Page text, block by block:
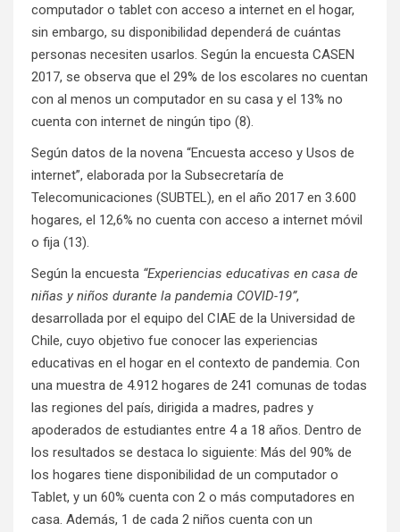
computador o tablet con acceso a internet en el hogar,
sin embargo, su disponibilidad dependerá de cuántas
personas necesiten usarlos. Según la encuesta CASEN
2017, se observa que el 29% de los escolares no cuentan
con al menos un computador en su casa y el 13% no
cuenta con internet de ningún tipo (8).
Según datos de la novena “Encuesta acceso y Usos de
internet”, elaborada por la Subsecretaría de
Telecomunicaciones (SUBTEL), en el año 2017 en 3.600
hogares, el 12,6% no cuenta con acceso a internet móvil
o fija (13).
Según la encuesta “Experiencias educativas en casa de
niñas y niños durante la pandemia COVID-19”,
desarrollada por el equipo del CIAE de la Universidad de
Chile, cuyo objetivo fue conocer las experiencias
educativas en el hogar en el contexto de pandemia. Con
una muestra de 4.912 hogares de 241 comunas de todas
las regiones del país, dirigida a madres, padres y
apoderados de estudiantes entre 4 a 18 años. Dentro de
los resultados se destaca lo siguiente: Más del 90% de
los hogares tiene disponibilidad de un computador o
Tablet, y un 60% cuenta con 2 o más computadores en
casa. Además, 1 de cada 2 niños cuenta con un